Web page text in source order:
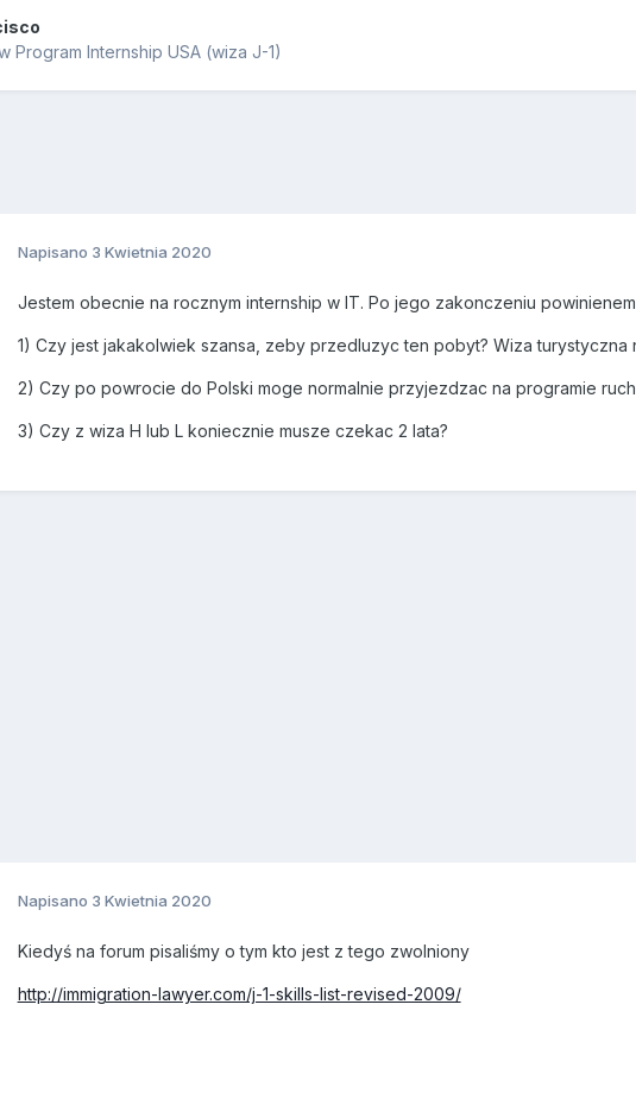
Program Internship USA (wiza J-1)
Napisano 3 Kwietnia 2020
Jestem obecnie na rocznym internship w IT. Po jego zakonczeniu
1) Czy jest jakakolwiek szansa, zeby przedluzyc ten pobyt? Wiza turystyczna
2) Czy po powrocie do Polski moge normalnie przyjezdzac na programie
3) Czy z wiza H lub L koniecznie musze czekac 2 lata?
Napisano 3 Kwietnia 2020
Kiedyś na forum pisaliśmy o tym kto jest z tego zwolniony
http://immigration-lawyer.com/j-1-skills-list-revised-2009/